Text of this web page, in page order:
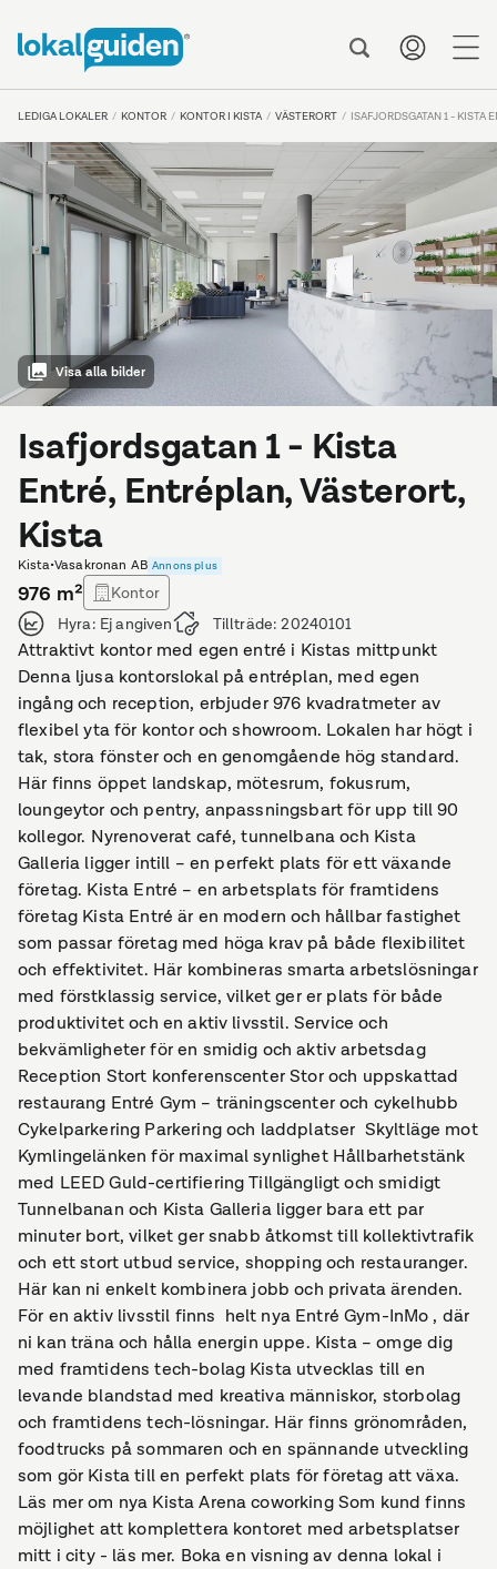
LEDIGA LOKALER KONTOR KONTOR I KISTA VÄSTERORT ISAFJORDSGATAN 1 - KISTA
Visa alla bilder
Isafjordsgatan 1 - Kista
Entré, Entréplan, Västerort,
Kista
Kista•Vasakronan AB Annons plus
976 m²
Kontor
Hyra: Ej angiven Tillträde:20240101
Attraktivt kontor med egen entré i Kistas mittpunkt
Denna ljusa kontorslokal på entréplan, med egen
ingång och reception, erbjuder 976 kvadratmeter av
flexibel yta för kontor och showroom. Lokalen har högt i
tak, stora fönster och en genomgående hög standard.
Här finns öppet landskap, mötesrum, fokusrum,
loungeytor och pentry, anpassningsbart för upp till 90
kollegor. Nyrenoverat café, tunnelbana och Kista
Galleria ligger intill – en perfekt plats för ett växande
företag. Kista Entré – en arbetsplats för framtidens
företag Kista Entré är en modern och hållbar fastighet
som passar företag med höga krav på både flexibilitet
och effektivitet. Här kombineras smarta arbetslösningar
med förstklassig service, vilket ger er plats för både
produktivitet och en aktiv livsstil. Service och
bekvämligheter för en smidig och aktiv arbetsdag
Reception Stort konferenscenter Stor och uppskattad
restaurang Entré Gym – träningscenter och cykelhubb
Cykelparkering Parkering och laddplatser Skyltläge mot
Kymlingelänken för maximal synlighet Hållbarhetstänk
med LEED Guld-certifiering Tillgängligt och smidigt
Tunnelbanan och Kista Galleria ligger bara ett par
minuter bort, vilket ger snabb åtkomst till kollektivtrafik
och ett stort utbud service, shopping och restauranger.
Här kan ni enkelt kombinera jobb och privata ärenden.
För en aktiv livsstil finns helt nya Entré Gym-InMo , där
ni kan träna och hålla energin uppe. Kista – omge dig
med framtidens tech-bolag Kista utvecklas till en
levande blandstad med kreativa människor, storbolag
och framtidens tech-lösningar. Här finns grönområden,
foodtrucks på sommaren och en spännande utveckling
som gör Kista till en perfekt plats för företag att växa.
Läs mer om nya Kista Arena coworking Som kund finns
möjlighet att komplettera kontoret med arbetsplatser
mitt i city - läs mer. Boka en visning av denna lokal i